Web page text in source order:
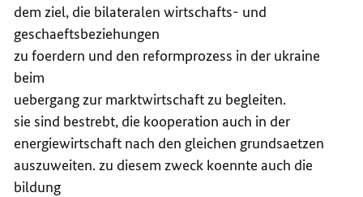
dem ziel, die bilateralen wirtschafts- und
geschaeftsbeziehungen
zu foerdern und den reformprozess in der ukraine
beim
uebergang zur marktwirtschaft zu begleiten.
sie sind bestrebt, die kooperation auch in der
energiewirtschaft nach den gleichen grundsaetzen
auszuweiten. zu diesem zweck koennte auch die
bildung